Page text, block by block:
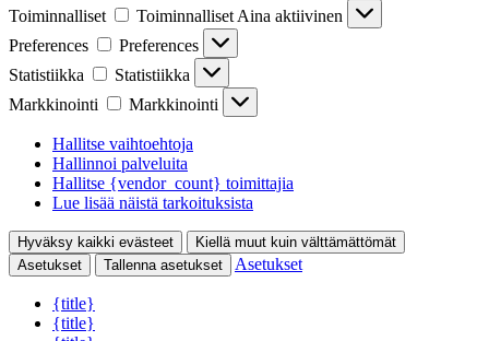
Toiminnalliset
Toiminnalliset Aina aktiivinen
Preferences
Preferences
Statistiikka
Statistiikka
Markkinointi
Markkinointi
Hallitse vaihtoehtoja
Hallinnoi palveluita
Hallitse {vendor_count} toimittajia
Lue lisää näistä tarkoituksista
Hyväksy kaikki evästeet
Kiellä muut kuin välttämättömät
Asetukset
Tallenna asetukset Asetukset
{title}
{title}